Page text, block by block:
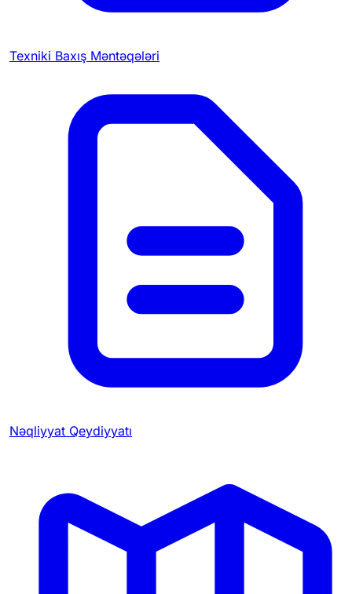
Texniki Baxış Məntəqələri
Nəqliyyat Qeydiyyatı